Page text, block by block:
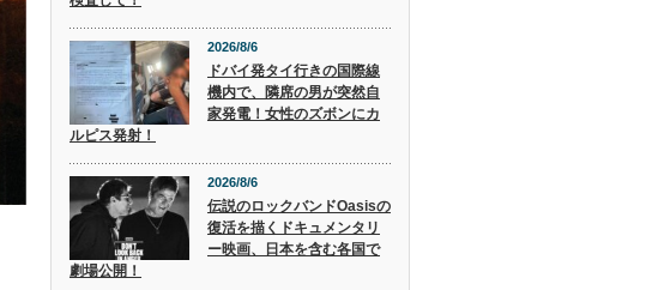
2026/8/6
ドバイ発タイ行きの国際線
機内で、隣席の男が突然自
家発電！女性のズボンにカ
ルピス発射！
2026/8/6
伝説のロックバンドOasisの
復活を描くドキュメンタリ
ー映画、日本を含む各国で
劇場公開！